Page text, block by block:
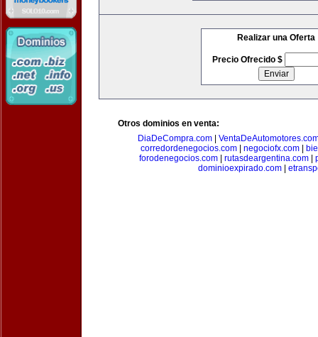
Realizar una Oferta
Precio Ofrecido $
Otros dominios en venta:
DiaDeCompra.com|
corredordenegocios.com
negociofx.com
forodenegocios.com| rutasdeargentina.com|
dominioexpirado.com|